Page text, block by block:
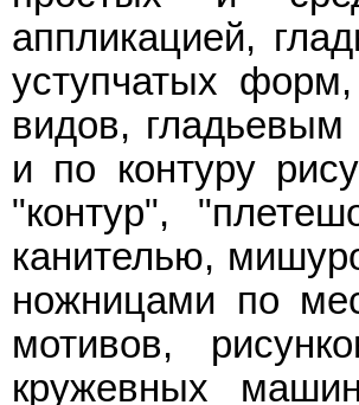
аппликацией,
уступчатых
видов,
и по контуру
"контур",
канителью,
ножницами по
мотивов,
кружевных